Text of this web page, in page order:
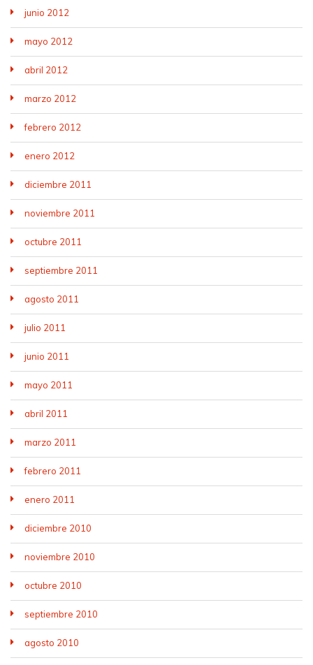
junio 2012
mayo 2012
abril 2012
marzo 2012
febrero 2012
enero 2012
diciembre 2011
noviembre 2011
octubre 2011
septiembre 2011
agosto 2011
julio 2011
junio 2011
mayo 2011
abril 2011
marzo 2011
febrero 2011
enero 2011
diciembre 2010
noviembre 2010
octubre 2010
septiembre 2010
agosto 2010